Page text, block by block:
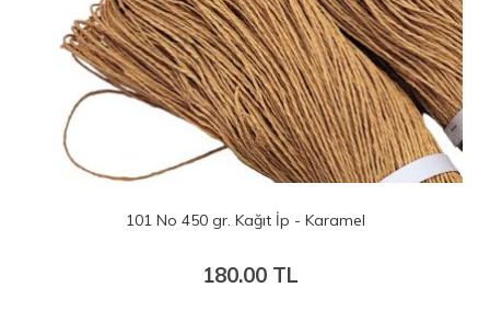
127 No 230 gr. Kağıt İp -